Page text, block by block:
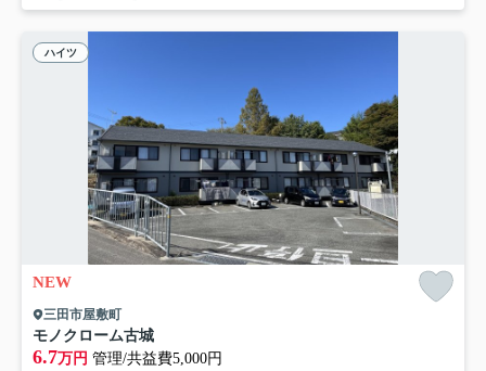
ハイツ
NEW
三田市屋敷町
モノクローム古城
6.7万円 管理/共益費5,000円